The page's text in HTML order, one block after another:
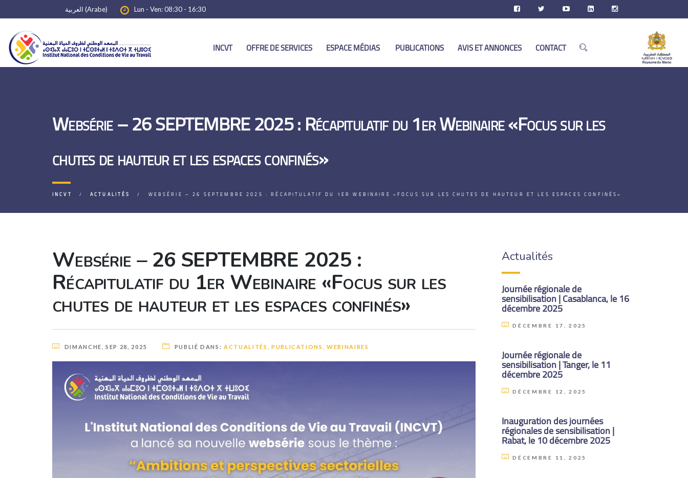
العربية (Arabe) Lun - Ven: 08:30 - 16:30
INCVT OFFRE DE SERVICES ESPACE MÉDIAS PUBLICATIONS AVIS ET ANNONCES CONTACT
Websérie – 26 SEPTEMBRE 2025 : Récapitulatif du 1er Webinaire «Focus sur les
chutes de hauteur et les espaces confinés»
INCVT ACTUALITÉS WEBSÉRIE – 26 SEPTEMBRE 2025 : RÉCAPITULATIF DU 1ER WEBINAIRE «FOCUS SUR LES CHUTES DE HAUTEUR ET LES ESPACES CONFINÉS»
Websérie – 26 SEPTEMBRE 2025 :
Récapitulatif du 1er Webinaire «Focus sur les
chutes de hauteur et les espaces confinés»
DIMANCHE, SEP 28, 2025 PUBLIÉ DANS:ACTUALITÉS PUBLICATIONS ,WEBINAIRES
Actualités
Journée régionale de
sensibilisation | Casablanca, le 16
décembre 2025
DÉCEMBRE 17, 2025
Journée régionale de
sensibilisation | Tanger, le 11
décembre 2025
DÉCEMBRE 12, 2025
Inauguration des journées
régionales de sensibilisation |
Rabat, le 10 décembre 2025
DÉCEMBRE 11, 2025